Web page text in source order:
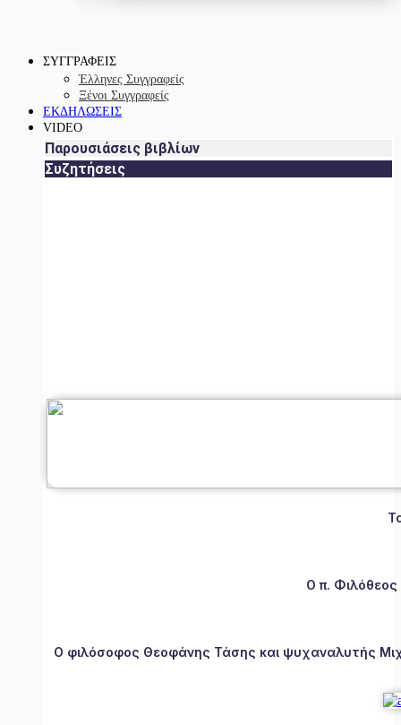
ΣΥΓΓΡΑΦΕΙΣ
Έλληνες Συγγραφείς
Ξένοι Συγγραφείς
ΕΚΔΗΛΩΣΕΙΣ
VIDEO
Παρουσιάσεις βιβλίων
Συζητήσεις
Ο π.
Ο φιλόσοφος Θεοφάνης Τάσης και ψυχαναλυτής